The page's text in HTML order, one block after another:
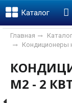
Каталог
Главная
Кондиционеры
М2 - 2